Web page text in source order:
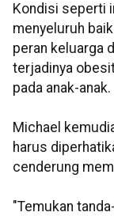
Kondisi seperti
menyeluruh
peran keluarga
terjadinya
pada anak-anak.
Michael
harus
cenderung
"Temukan